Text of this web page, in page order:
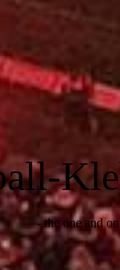
- the one and